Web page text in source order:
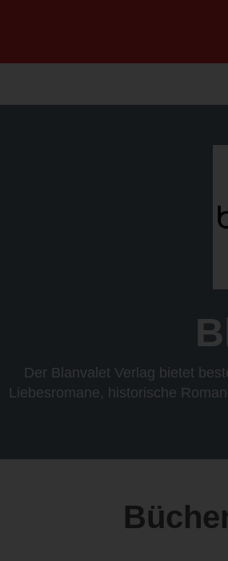
Der Blanvalet Verlag bietet
Liebesromane, historische